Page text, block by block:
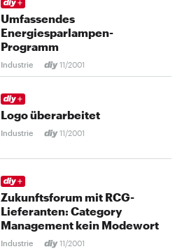
Umfassendes
Energiesparlampen-
Programm
Industrie 11/2001
Logo überarbeitet
Industrie 11/2001
Zukunftsforum mit RCG-
Lieferanten: Category
Management kein Modewort
Industrie 11/2001